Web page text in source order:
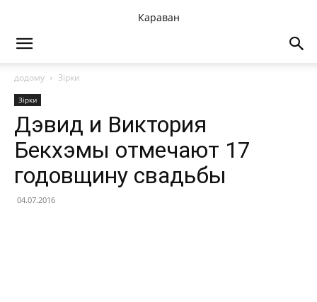
Караван
додому Зірки
Зірки
Дэвид и Виктория
Бекхэмы отмечают 17
годовщину свадьбы
04.07.2016